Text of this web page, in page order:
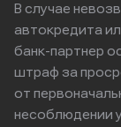
В случае
автокредита
банк-партнер
штраф за
от
несоблюдении